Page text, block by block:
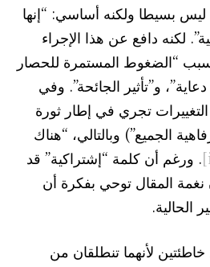
ليس بسيطا ولكنه أساسي: “إنها
لكنه دافع عن هذا الإجراء
“الضغوط المستمرة للحصار
و”تأثير الجائحة”. وفي
تجري في إطار ثورة
الجميع”) وبالتالي، “هناك
. ورغم أن كلمة “إشتراكية” قد
المقال توحي بفكرة أن
الحالية.
خاطئتين لأنهما تنطلقان من